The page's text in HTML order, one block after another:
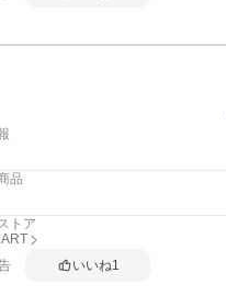
品
トア
いいね1